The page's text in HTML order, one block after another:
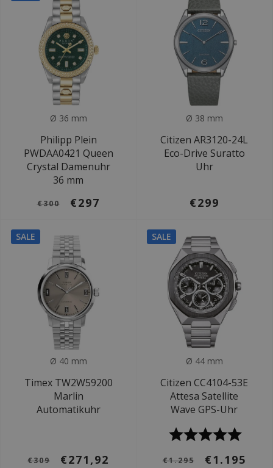
Ø 36 mm
Philipp Plein
PWDAA0421 Queen
Crystal Damenuhr
36 mm
€300 €297
Ø 38 mm
Citizen AR3120-24L
Eco-Drive Suratto
Uhr
€299
SALE
Ø 40 mm
Timex TW2W59200
Marlin
Automatikuhr
€309 €271,92
SALE
Ø 44 mm
Citizen CC4104-53E
Attesa Satellite
Wave GPS-Uhr
€1.295 €1.195